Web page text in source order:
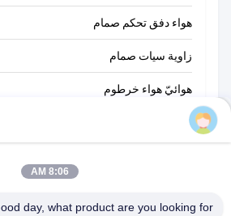
هواء دفق تحكم صمام
زاوية سيات صمام
هوائيّ هواء خرطوم
مضغوط هواء ضرب مسدّس مدفع
8:06 AM
day, what product are you looking for?